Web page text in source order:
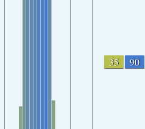
35 90